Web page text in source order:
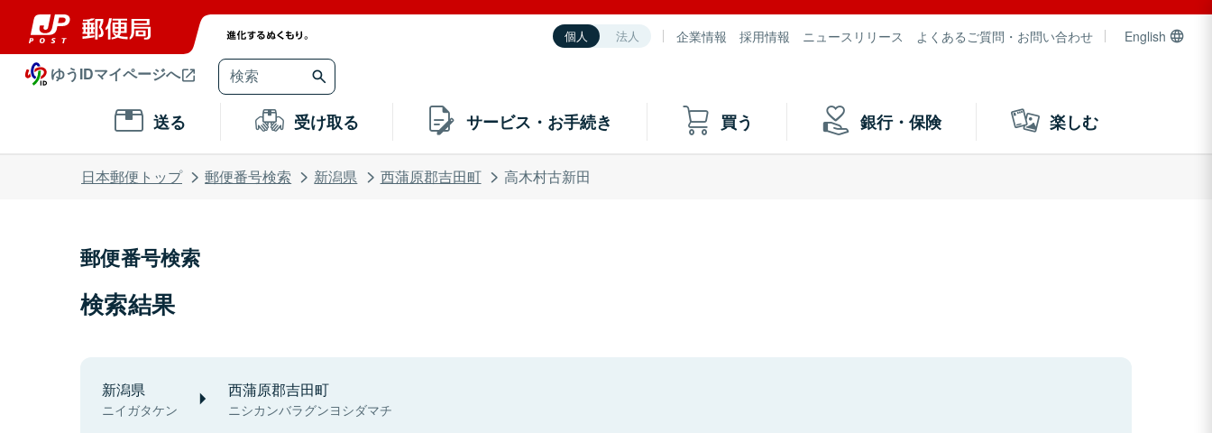
個人 法人 企業情報 採用情報 ニュースリリース よくあるご質問・お問い合わせ English
ゆうIDマイページへ
送る 受け取る サービス・お手続き 買う 銀行・保険 楽しむ
日本郵便トップ 郵便番号検索 新潟県 西蒲原郡吉田町 高木村古新田
郵便番号検索
検索結果
新潟県
ニイガタケン
西蒲原郡吉田町
ニシカンバラグンヨシダマチ